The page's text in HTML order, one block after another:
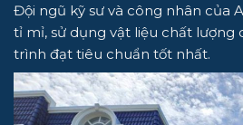
Đội ngũ kỹ sư và công nhân của
tỉ mỉ, sử dụng vật liệu chất lượng
trình đạt tiêu chuẩn tốt nhất.